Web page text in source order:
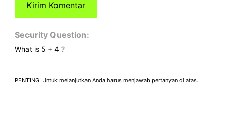
Security Question:
What is 5 + 4 ?
PENTING! Untuk melanjutkan Anda harus menjawab pertanyan di atas.